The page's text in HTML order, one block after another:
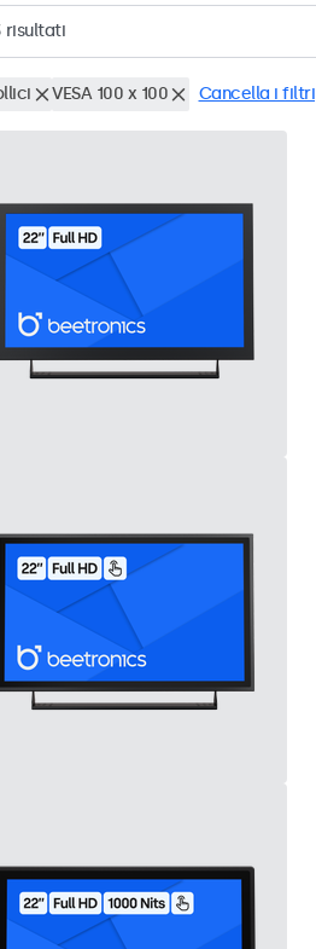
risultati
VESA 100 x 100 Cancella i filtri